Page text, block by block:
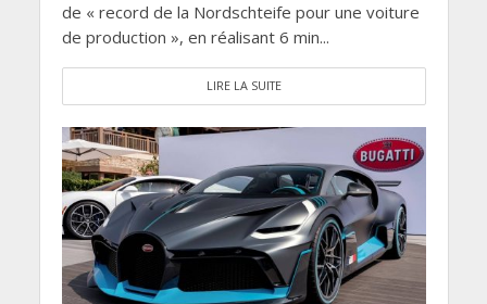
de « record de la Nordschteife pour une voiture
de production », en réalisant 6 min...
LIRE LA SUITE